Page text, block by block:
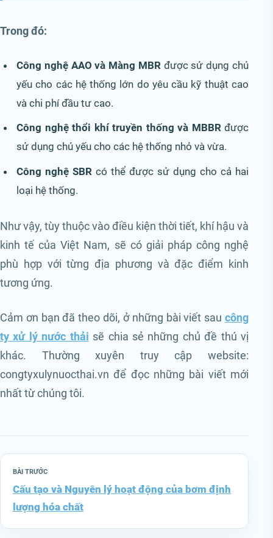
Trong đó:
Công nghệ AAO và Màng MBR được sử dụng chủ
yếu cho các hệ thống lớn do yêu cầu kỹ thuật cao
và chi phí đầu tư cao.
Công nghệ thổi khí truyền thống và MBBRđược
sử dụng chủ yếu cho các hệ thống nhỏ và vừa.
Công nghệ SBR có thể được sử dụng cho cả hai
loại hệ thống.
Như vậy, tùy thuộc vào điều kiện thời tiết, khí hậu và
kinh tế của Việt Nam, sẽ có giải pháp công nghệ
phù hợp với từng địa phương và đặc điểm kinh
tương ứng.
Cảm ơn bạn đã theo dõi, ở những bài viết sau công
ty xử lý nước thải sẽ chia sẻ những chủ đề thú vị
khác. Thường xuyên truy cập website:
congtyxulynuocthai.vn để đọc những bài viết mới
nhất từ chúng tôi.
BÀI TRƯỚC
Cấu tạo và Nguyên lý hoạt động của bơm định
lượng hóa chất